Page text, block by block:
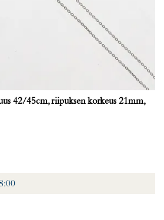
42/45cm, riipuksen korkeus 21mm,